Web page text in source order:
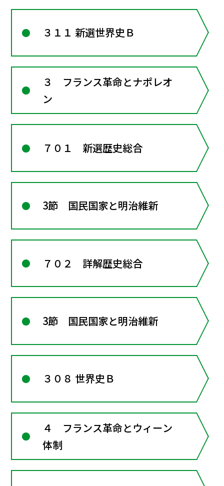
３１１ 新選世界史Ｂ
３ フランス革命とナポレオ
ン
７０１ 新選歴史総合
3節 国民国家と明治維新
７０２ 詳解歴史総合
3節 国民国家と明治維新
３０８ 世界史Ｂ
４ フランス革命とウィーン
体制